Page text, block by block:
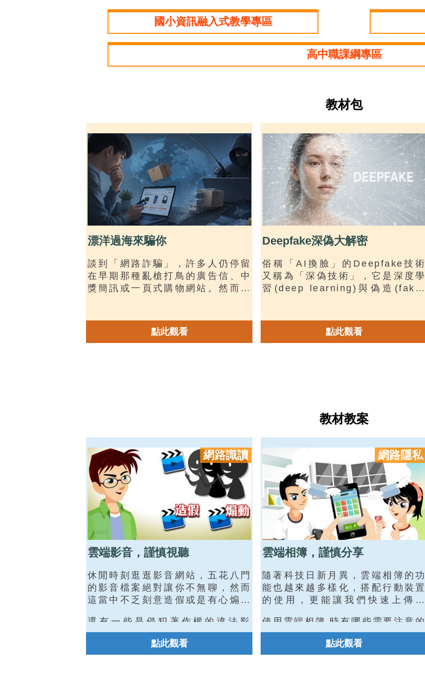
國小資訊融入式教學專區
高中職課綱專區
教材包
漂洋過海來騙你
談到「網路詐騙」，許多人仍停留
在早期那種亂槍打鳥的廣告信、中
獎簡訊或一頁式購物網站。然而，
至跨國分工，形成成熟產業鏈。過
去的網路詐騙多屬「非特定對象、
點此觀看
Deepfake深偽大解密
俗稱「AI換臉」的Deepfake技術
又稱為「深偽技術」，它是深度學
習(deep learning)與偽造(fake)
術。Deepfake技術之所以引起全
世界如此重視的原因，在於它的相
帶來的巨大衝擊。
點此觀看
教材教案
網路識讀
雲端影音，謹慎視聽
休閒時刻逛逛影音網站，五花八門
的影音檔案絕對讓你不無聊，然而
這當中不乏刻意造假或是有心煽動
還有一些是侵犯著作權的違法影
片，當我們在瀏覽網路上的影音檔
案，或是轉寄、分享影片之前，都
應該對相關的法律責任有所了解。
點此觀看
網路隱私
雲端相簿，謹慎分享
隨著科技日新月異，雲端相簿的功
能也越來越多樣化，搭配行動裝置
的使用，更能讓我們快速上傳照
得記錄的每一刻
使用雲端相簿 時有哪些需要注意的
事項呢?
點此觀看